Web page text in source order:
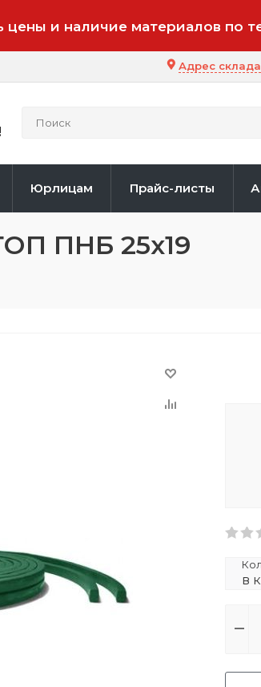
цены и наличие материалов по
Адрес склада
Юрлицам Прайс-листы
ПНБ 25x19
в